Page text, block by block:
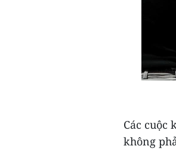
Các cuộc
không